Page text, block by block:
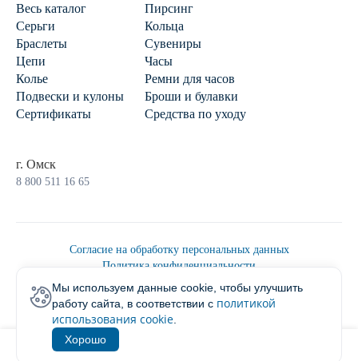
1
Весь каталог
Пирсинг
Серьги
Кольца
Браслеты
Сувениры
Цепи
Часы
Колье
Ремни для часов
Подвески и кулоны
Броши и булавки
Сертификаты
Средства по уходу
г. Омск
8 800 511 16 65
Согласие на обработку персональных данных
Политика конфиденциальности
Политика обработки персональных данных
Пользовательским соглашением
2026 © Ювелирторг
Мы используем данные cookie, чтобы улучшить
работу сайта, в соответствии с политикой
использования cookie
Хорошо